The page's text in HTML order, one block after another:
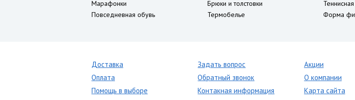
Марафонки
Повседневная обувь
Брюки и толстовки
Термобелье
Форма
Доставка
Оплата
Помощь в выборе
Задать вопрос
Обратный звонок
Контакная информация
Акции
О компании
Карта сайта